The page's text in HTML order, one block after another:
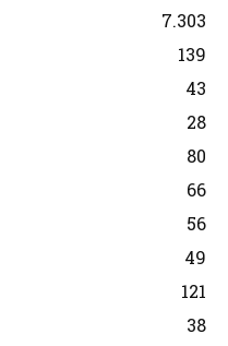
7.303
139
43
28
80
66
56
49
121
38